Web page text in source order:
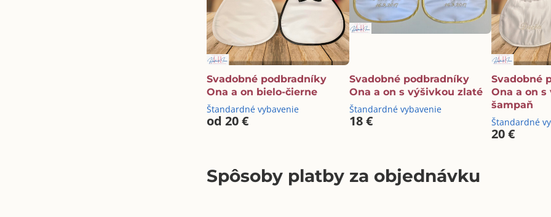
Svadobné podbradníky
Ona a on bielo-čierne
Štandardné vybavenie
od 20 €
Svadobné podbradníky
Ona a on s výšivkou zlaté
Štandardné vybavenie
18 €
Svadobné
Ona a on
šampaň
Štandardné
20 €
Spôsoby platby za objednávku